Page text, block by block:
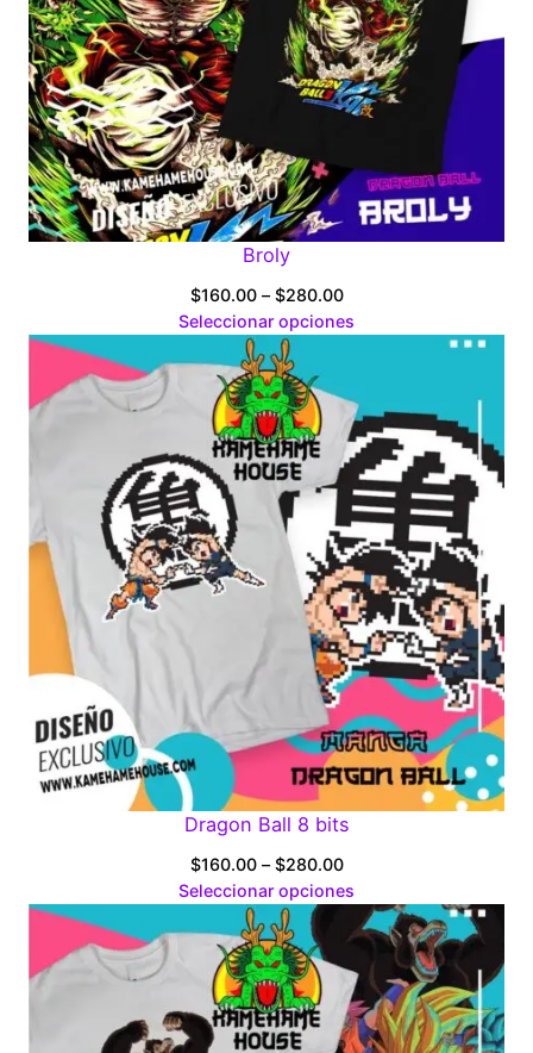
Broly
$160.00 – $280.00Price
range:
$280.00
Seleccionar opciones
Dragon Ball 8 bits
$160.00 – $280.00Price
range:
$160.00
through
$280.00
Seleccionar opciones